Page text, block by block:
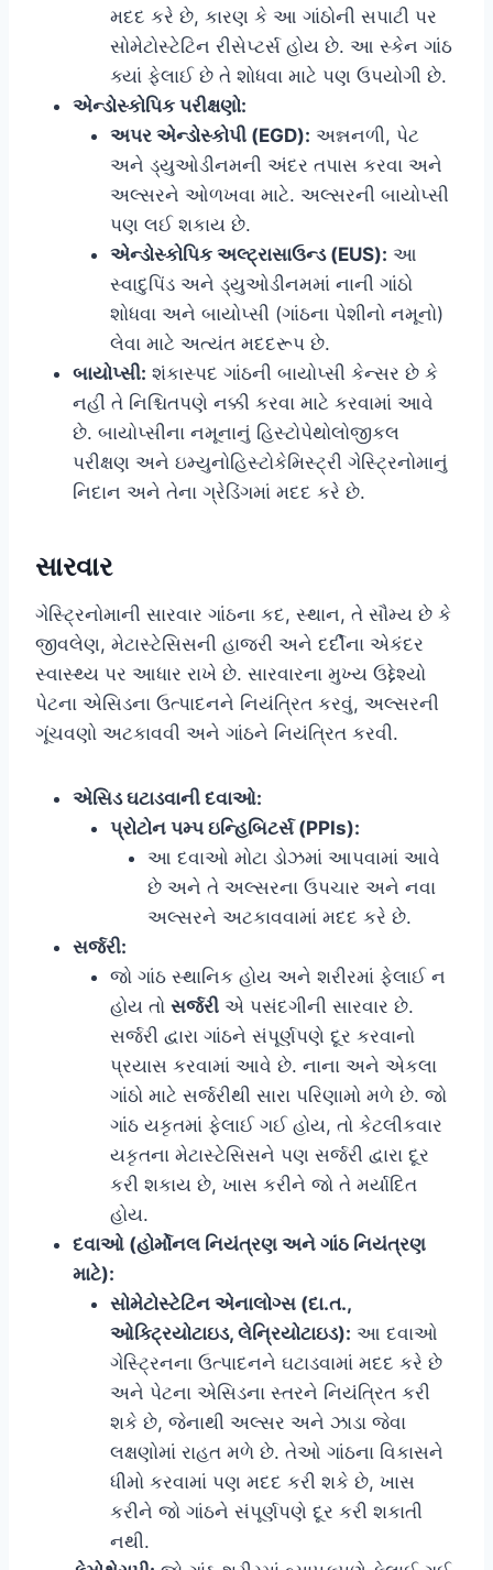
મદદ કરે છે, કારણ કે આ ગાંઠોની સપાટી પર
સોમેટોસ્ટેટિન રીસેપ્ટર્સ હોય છે. આ સ્કેન ગાંઠ
ક્યાં ફેલાઈ છે તે શોધવા માટે પણ ઉપયોગી છે.
એન્ડોસ્કોપિક પરીક્ષણો:
અપર એન્ડોસ્કોપી (EGD): અન્નનળી, પેટ
અને ડ્યુઓડીનમની અંદર તપાસ કરવા અને
અલ્સરને ઓળખવા માટે. અલ્સરની બાયોપ્સી
પણ લઈ શકાય છે.
એન્ડોસ્કોપિક અલ્ટ્રાસાઉન્ડ (EUS): આ
સ્વાદુપિંડ અને ડ્યુઓડીનમમાં નાની ગાંઠો
શોધવા અને બાયોપ્સી (ગાંઠના પેશીનો નમૂનો)
લેવા માટે અત્યંત મદદરૂપ છે.
બાયોપ્સી: શંકાસ્પદ ગાંઠની બાયોપ્સી કેન્સર છે કે
નહીં તે નિશ્ચિતપણે નક્કી કરવા માટે કરવામાં આવે
છે. બાયોપ્સીના નમૂનાનું હિસ્ટોપેથોલોજીકલ
પરીક્ષણ અને ઇમ્યુનોહિસ્ટોકેમિસ્ટ્રી ગેસ્ટ્રિનોમાનું
નિદાન અને તેના ગ્રેડિંગમાં મદદ કરે છે.
સારવાર
ગેસ્ટ્રિનોમાની સારવાર ગાંઠના કદ, સ્થાન, તે સૌમ્ય છે કે
જીવલેણ, મેટાસ્ટેસિસની હાજરી અને દર્દીના એકંદર
સ્વાસ્થ્ય પર આધાર રાખે છે. સારવારના મુખ્ય ઉદ્દેશ્યો
પેટના એસિડના ઉત્પાદનને નિયંત્રિત કરવું, અલ્સરની
ગૂંચવણો અટકાવવી અને ગાંઠને નિયંત્રિત કરવી.
એસિડ ઘટાડવાની દવાઓ:
પ્રોટોન પમ્પ ઇન્હિબિટર્સ (PPIs):
આ દવાઓ મોટા ડોઝમાં આપવામાં આવે
છે અને તે અલ્સરના ઉપચાર અને નવા
અલ્સરને અટકાવવામાં મદદ કરે છે.
સર્જરી:
જો ગાંઠ સ્થાનિક હોય અને શરીરમાં ફેલાઈ ન
હોય તો સર્જરી એ પસંદગીની સારવાર છે.
સર્જરી દ્વારા ગાંઠને સંપૂર્ણપણે દૂર કરવાનો
પ્રયાસ કરવામાં આવે છે. નાના અને એકલા
ગાંઠો માટે સર્જરીથી સારા પરિણામો મળે છે. જો
ગાંઠ યકૃતમાં ફેલાઈ ગઈ હોય, તો કેટલીકવાર
યકૃતના મેટાસ્ટેસિસને પણ સર્જરી દ્વારા દૂર
કરી શકાય છે, ખાસ કરીને જો તે મર્યાદિત
હોય.
દવાઓ (હોર્મોનલ નિયંત્રણ અને ગાંઠ નિયંત્રણ
માટે):
સોમેટોસ્ટેટિન એનાલોગ્સ (દા.ત.,
ઓક્ટ્રિયોટાઇડ, લેન્રિયોટાઇડ): આ દવાઓ
ગેસ્ટ્રિનના ઉત્પાદનને ઘટાડવામાં મદદ કરે છે
અને પેટના એસિડના સ્તરને નિયંત્રિત કરી
શકે છે, જેનાથી અલ્સર અને ઝાડા જેવા
લક્ષણોમાં રાહત મળે છે. તેઓ ગાંઠના વિકાસને
ધીમો કરવામાં પણ મદદ કરી શકે છે, ખાસ
કરીને જો ગાંઠને સંપૂર્ણપણે દૂર કરી શકાતી
નથી.